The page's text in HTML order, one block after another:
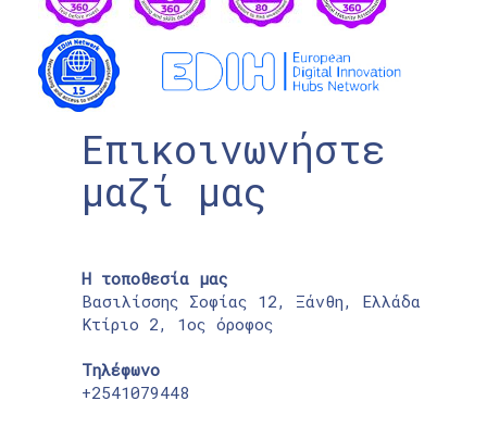
Επικοινωνήστε
μαζί μας
Η τοποθεσία μας
Βασιλίσσης Σοφίας 12, Ξάνθη, Ελλάδα
Κτίριο 2, 1ος όροφος
Τηλέφωνο
+2541079448